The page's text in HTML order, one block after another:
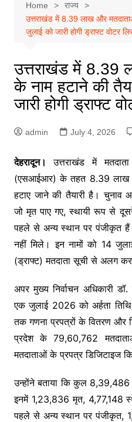
Home
राज्य
उत्तराखंड में 8.39 लाख और
जुलाई को जारी होगी ड्राफ्ट वोटर
उत्तराखंड में 8.39
के नाम हटाने की
जारी होगी ड्राफ्ट
admin July 4, 2026
देहरादून।उत्तराखंड में
(एसआईआर) के तहत 8.39 लाख
हटाए जाने की तैयारी है।
जो मृत पाए गए, स्थायी रूप से
पहले से अन्य स्थान पर पंजीकृत हैं
नहीं मिले। इन नामों को 14
(ड्राफ्ट) मतदाता सूची से अलग कर
अपर मुख्य निर्वाचन अधिकारी
एक जुलाई 2026 को अर्हता
तक गणना प्रपत्रों के वितरण और
प्रदेश के 79,60,762
मतदाताओं के प्रपत्र डिजिटाइज
उन्होंने बताया कि कुल 8,39,486
इनमें 1,23,836 मृत, 4,77,148
पहले से अन्य स्थान पर पंजीकृत,